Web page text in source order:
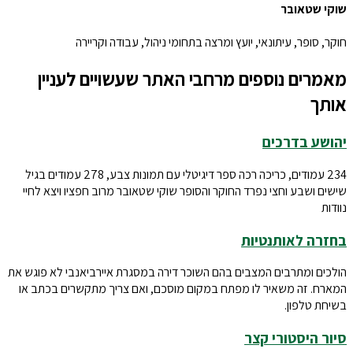
שוקי שטאובר
חוקר, סופר, עיתונאי, יועץ ומרצה בתחומי ניהול, עבודה וקריירה
מאמרים נוספים מרחבי האתר שעשויים לעניין
אותך
יהושע בדרכים
234 עמודים, כריכה רכה ספר דיגיטלי עם תמונות צבע, 278 עמודים בגיל
שישים ושבע וחצי נפרד החוקר והסופר שוקי שטאובר מרוב חפציו ויצא לחיי
נוודות
בחזרה לאותנטיות
הולכים ומתרבים המצבים בהם השוכר דירה במסגרת איירביאנבי לא פוגש את
המארח. זה משאיר לו מפתח במקום מוסכם, ואם צריך מתקשרים בכתב או
בשיחת טלפון.
סיור היסטורי קצר